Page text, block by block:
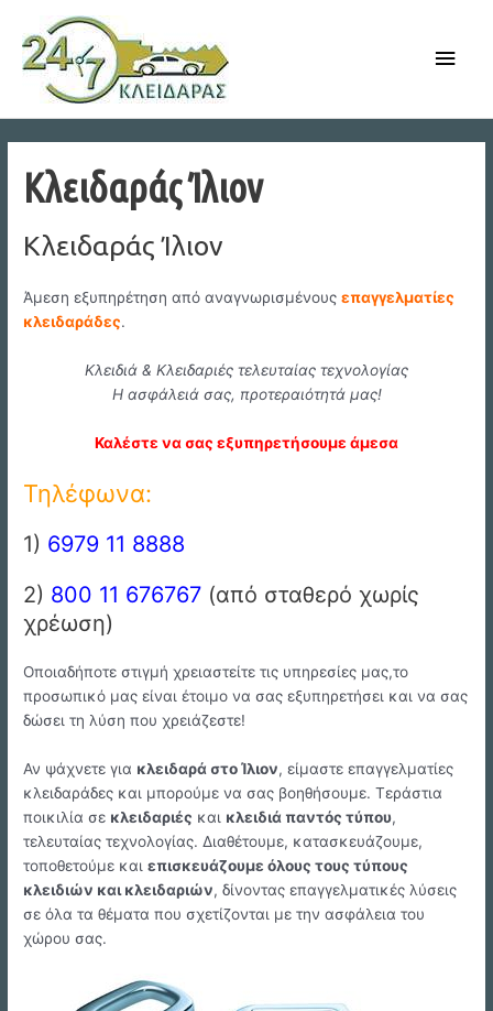
content
Main
Κλειδαράς Ίλιον
Κλειδαράς Ίλιον
Άμεση εξυπηρέτηση από αναγνωρισμένουςεπαγγελματίες
κλειδαράδες.
Κλειδιά & Κλειδαριές τελευταίας τεχνολογίας
Η ασφάλειά σας, προτεραιότητά μας!
Καλέστε να σας εξυπηρετήσουμε άμεσα
Τηλέφωνα:
1) 6979 11 8888
2) 800 11 676767 (από σταθερό χωρίς
χρέωση)
Οποιαδήποτε στιγμή χρειαστείτε τις υπηρεσίες μας,το
προσωπικό μας είναι έτοιμο να σας εξυπηρετήσει και να σας
δώσει τη λύση που χρειάζεστε!
Αν ψάχνετε για κλειδαρά στo Ίλιον, είμαστε επαγγελματίες
κλειδαράδες και μπορούμε να σας βοηθήσουμε. Τεράστια
ποικιλία σε κλειδαριές και κλειδιά παντός τύπου,
τελευταίας τεχνολογίας. Διαθέτουμε, κατασκευάζουμε,
τοποθετούμε καιεπισκευάζουμε όλους τους τύπους
κλειδιών και κλειδαριών, δίνοντας επαγγελματικές λύσεις
σε όλα τα θέματα που σχετίζονται με την ασφάλεια του
χώρου σας.